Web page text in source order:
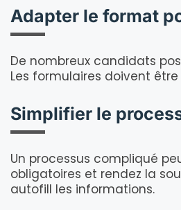
Adapter le format
De nombreux candidats
Les formulaires doivent
Simplifier le
Un processus compliqué
obligatoires et rendez la
autofill les informations.